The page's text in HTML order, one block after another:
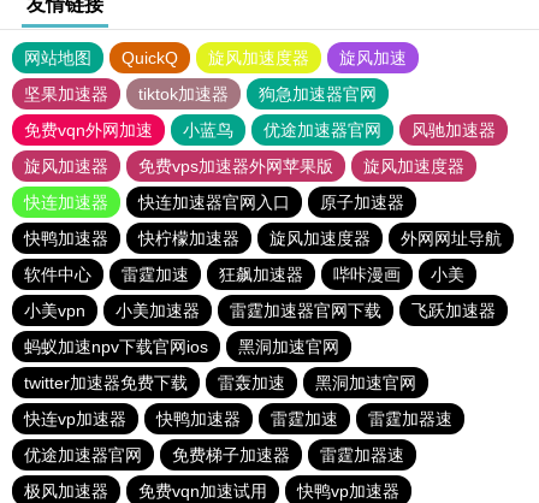
友情链接
网站地图 QuickQ 旋风加速度器
旋风加速
坚果加速器
tiktok加速器
狗急加速器官网
免费vqn外网加速
小蓝鸟 优途加速器官网
风驰加速器
旋风加速器
免费vps加速器外网苹果版
旋风加速度器
快连加速器
快连加速器官网入口
原子加速器
快鸭加速器
快柠檬加速器 旋风加速度器
外网网址导航
软件中心
雷霆加速 狂飙加速器 哔咔漫画
小美
小美vpn
小美加速器 雷霆加速器官网下载
飞跃加速器
蚂蚁加速npv下载官网ios
黑洞加速官网
twitter加速器免费下载
雷轰加速
黑洞加速官网
快连vp加速器
快鸭加速器 雷霆加速
雷霆加器速
优途加速器官网
免费梯子加速器
雷霆加器速
极风加速器
免费vqn加速试用 快鸭vp加速器